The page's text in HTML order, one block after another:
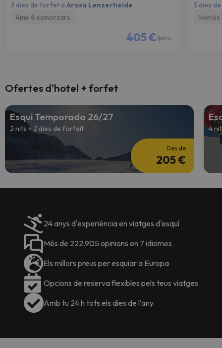
3 dies de forfet a Arosa Lenzerheide
Amb 4 esmorzars
405 €/pers.
3 dies
Ofertes d'hotel + forfet
Esquí Temporada 26/27
2 nits + 2 dies de forfait
Des de
205 €
4
24 anys d'experiència en viatges d'esquí
Més de 222.905 opinions en 7 idiomes
Els millors preus per esquiar a Europa
Opcions de reserva flexibles pels teus viatges
Amb tu 24 h tots els dies de l'any